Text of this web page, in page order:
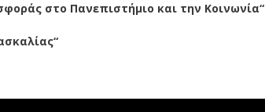
στο Πανεπιστήμιο και την Κοινωνία“